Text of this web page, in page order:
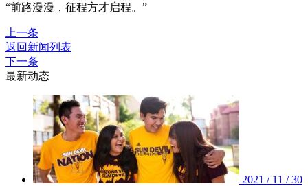
“前路漫漫，征程方才启程。”
上一条
返回新闻列表
下一条
最新动态
2021 / 11 / 30